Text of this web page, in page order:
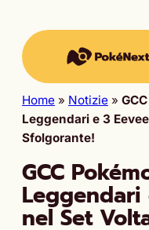
Home » Notizie »
Leggendari e 3
Sfolgorante!
GCC
Leggendari
nel Set